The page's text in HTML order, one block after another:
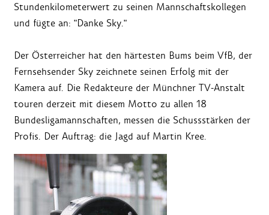
Stundenkilometerwert zu seinen Mannschaftskollegen
und fügte an: "Danke Sky."
Der Österreicher hat den härtesten Bums beim VfB, der
Fernsehsender Sky zeichnete seinen Erfolg mit der
Kamera auf. Die Redakteure der Münchner TV-Anstalt
touren derzeit mit diesem Motto zu allen 18
Bundesligamannschaften, messen die Schussstärken der
Profis. Der Auftrag: die Jagd auf Martin Kree.